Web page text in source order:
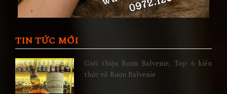
TIN TỨC MỚI
Giới thiệu Rượu Balvenie, Top 6 kiến
thức về Rượu Balvenie